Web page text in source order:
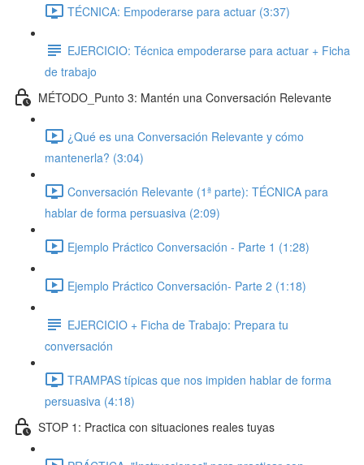
TÉCNICA: Empoderarse para actuar (3:37)
EJERCICIO: Técnica empoderarse para actuar + Ficha
de trabajo
MÉTODO_Punto 3: Mantén una Conversación Relevante
¿Qué es una Conversación Relevante y cómo
mantenerla? (3:04)
Conversación Relevante (1ª parte): TÉCNICA para
hablar de forma persuasiva (2:09)
Ejemplo Práctico Conversación - Parte 1 (1:28)
Ejemplo Práctico Conversación- Parte 2 (1:18)
EJERCICIO + Ficha de Trabajo: Prepara tu
conversación
TRAMPAS típicas que nos impiden hablar de forma
persuasiva (4:18)
STOP 1: Practica con situaciones reales tuyas